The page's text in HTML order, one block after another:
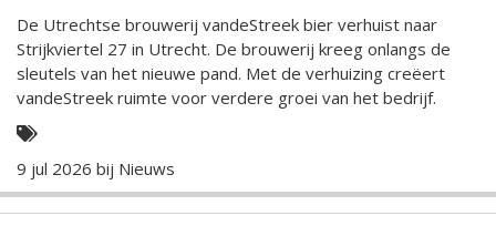
De Utrechtse brouwerij vandeStreek bier verhuist naar
Strijkviertel 27 in Utrecht. De brouwerij kreeg onlangs de
sleutels van het nieuwe pand. Met de verhuizing creëert
vandeStreek ruimte voor verdere groei van het bedrijf.
9 jul 2026 bij Nieuws